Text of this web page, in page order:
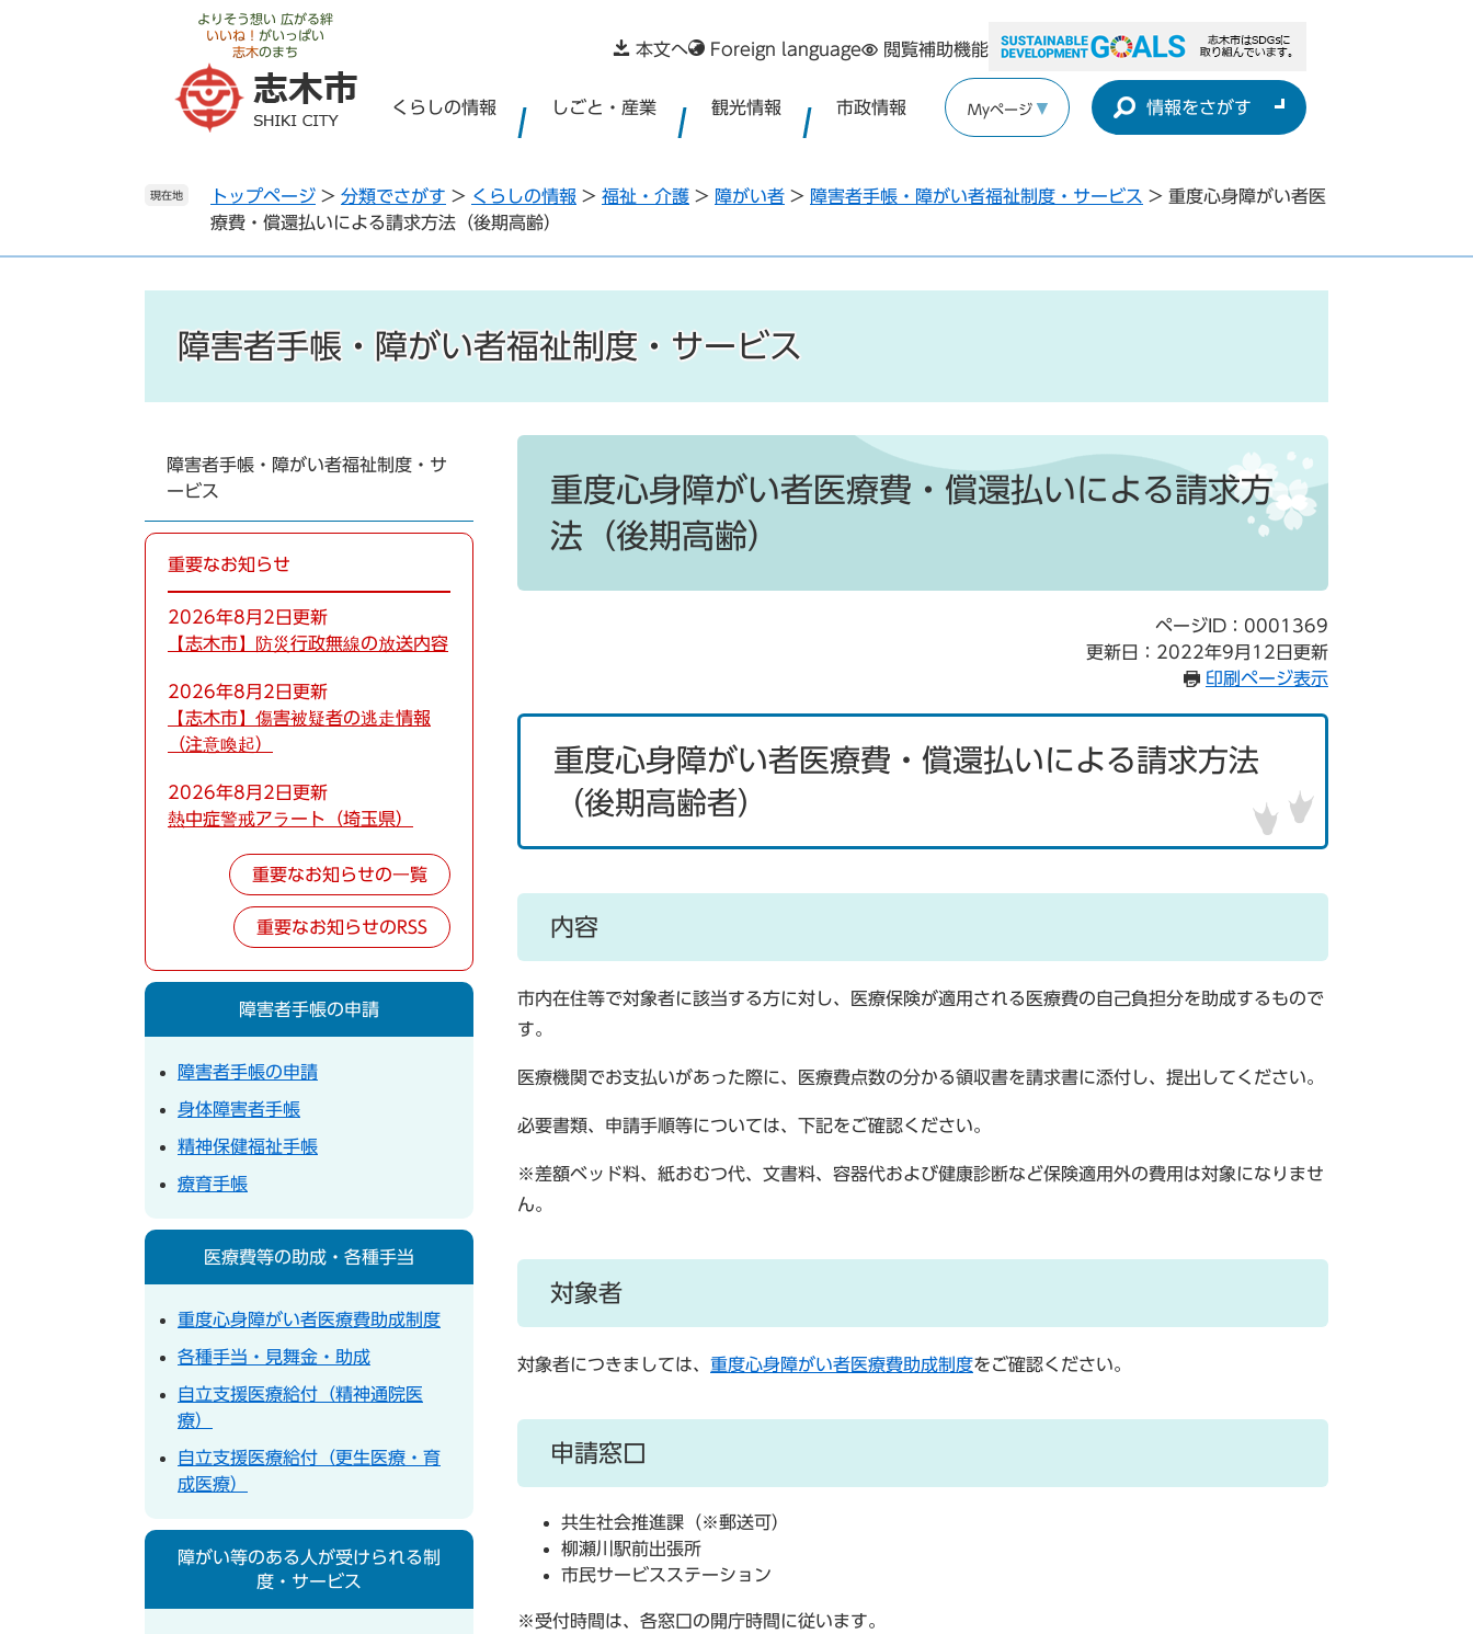
よりそう想い 広がる絆
いいね！ がいっぱい
志木のまち 本文へ Foreign language 閲覧補助機能
くらしの情報 しごと・産業 観光情報 市政情報 Myページ 情報をさがす
現在地 トップページ > 分類でさがす > くらしの情報 > 福祉・介護 > 障がい者 > 障害者手帳・障がい者福祉制度・サービス > 重度心身障がい者医
療費・償還払いによる請求方法（後期高齢）
障害者手帳・障がい者福祉制度・サービス
重度心身障がい者医療費・償還払いによる請求方
法（後期高齢）
ページID：0001369
更新日：2022年9月12日更新
印刷ページ表示
重度心身障がい者医療費・償還払いによる請求方法
（後期高齢者）
内容
市内在住等で対象者に該当する方に対し、医療保険が適用される医療費の自己負担分を助成するもので
す。
医療機関でお支払いがあった際に、医療費点数の分かる領収書を請求書に添付し、提出してください。
必要書類、申請手順等については、下記をご確認ください。
※差額ベッド料、紙おむつ代、文書料、容器代および健康診断など保険適用外の費用は対象になりませ
ん。
対象者
対象者につきましては、 重度心身障がい者医療費助成制度をご確認ください。
申請窓口
共生社会推進課（※郵送可）
柳瀬川駅前出張所
市民サービスステーション
※受付時間は、各窓口の開庁時間に従います。
障害者手帳・障がい者福祉制度・サ
ービス
重要なお知らせ
2026年8月2日更新
【志木市】防災行政無線の放送内容
2026年8月2日更新
【志木市】傷害被疑者の逃走情報
（注意喚起）
2026年8月2日更新
熱中症警戒アラート（埼玉県）
重要なお知らせの一覧
重要なお知らせのRSS
障害者手帳の申請
障害者手帳の申請
身体障害者手帳
精神保健福祉手帳
療育手帳
医療費等の助成・各種手当
重度心身障がい者医療費助成制度
各種手当・見舞金・助成
自立支援医療給付（精神通院医
療）
自立支援医療給付（更生医療・育
成医療）
障がい等のある人が受けられる制
度・サービス